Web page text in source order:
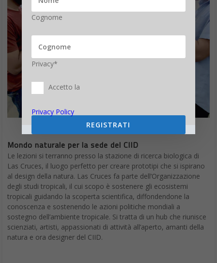
Mondo naturale per la sede del CIID
Le lezioni si terranno presso la stazione di ricerca biologica di
Las Cruces, il luogo perfetto per creare prototipi che si ispirano
al design della natura. Las Cruces fa parte dell’Organizzazione
degli studi tropicali, il cui scopo è sostenere gli ecosistemi
tropicali guidando la scoperta scientifica, diffondendone la
conoscenza e sostenendo le azioni politiche mondiali a
sostegno dell’ambiente tropicale. Si tratta di un hub che riunisce
scienziati, artisti, appassionati di attività all’aperto, amanti della
natura e ora designer del CIID.
Cognome
Privacy*
Accetto la
Privacy Policy
REGISTRATI